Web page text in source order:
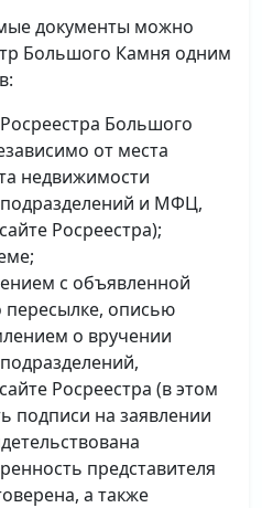
документы можно
Большого Камня одним
Большого
от места
недвижимости
и МФЦ,
Росреестра);
с объявленной
пересылке, описью
о вручении
Росреестра (в этом
подписи на заявлении
представителя
а также